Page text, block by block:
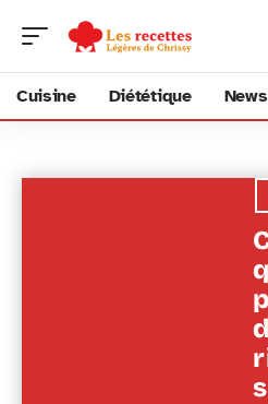
Cuisine Diététique News